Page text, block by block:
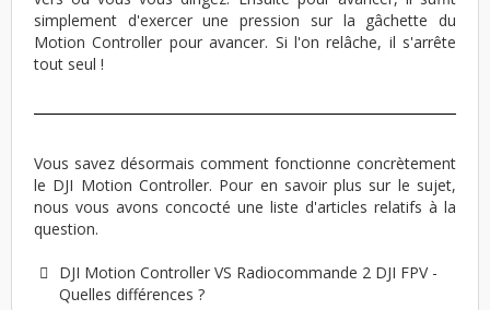
simplement d'exercer une pression sur la gâchette du
Motion Controller pour avancer. Si l'on relâche, il s'arrête
tout seul !
Vous savez désormais comment fonctionne concrètement
le DJI Motion Controller. Pour en savoir plus sur le sujet,
nous vous avons concocté une liste d'articles relatifs à la
question.
DJI Motion Controller VS Radiocommande 2 DJI FPV -
Quelles différences ?